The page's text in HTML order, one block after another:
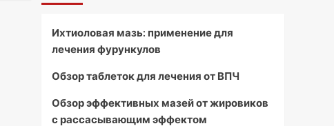
Ихтиоловая мазь: применение для
лечения фурункулов
Обзор таблеток для лечения от ВПЧ
Обзор эффективных мазей от жировиков
с рассасывающим эффектом